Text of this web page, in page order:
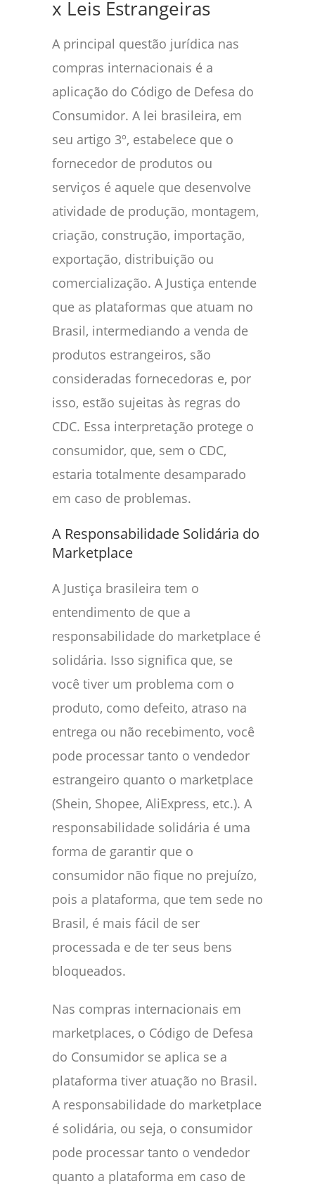
x Leis Estrangeiras
A principal questão jurídica nas
compras internacionais é a
aplicação do Código de Defesa do
Consumidor. A lei brasileira, em
seu artigo 3º, estabelece que o
fornecedor de produtos ou
serviços é aquele que desenvolve
atividade de produção, montagem,
criação, construção, importação,
exportação, distribuição ou
comercialização. A Justiça entende
que as plataformas que atuam no
Brasil, intermediando a venda de
produtos estrangeiros, são
consideradas fornecedoras e, por
isso, estão sujeitas às regras do
CDC. Essa interpretação protege o
consumidor, que, sem o CDC,
estaria totalmente desamparado
em caso de problemas.
A Responsabilidade Solidária do
Marketplace
A Justiça brasileira tem o
entendimento de que a
responsabilidade do marketplace é
solidária. Isso significa que, se
você tiver um problema com o
produto, como defeito, atraso na
entrega ou não recebimento, você
pode processar tanto o vendedor
estrangeiro quanto o marketplace
(Shein, Shopee, AliExpress, etc.). A
responsabilidade solidária é uma
forma de garantir que o
consumidor não fique no prejuízo,
pois a plataforma, que tem sede no
Brasil, é mais fácil de ser
processada e de ter seus bens
bloqueados.
Nas compras internacionais em
marketplaces, o Código de Defesa
do Consumidor se aplica se a
plataforma tiver atuação no Brasil.
A responsabilidade do marketplace
é solidária, ou seja, o consumidor
pode processar tanto o vendedor
quanto a plataforma em caso de